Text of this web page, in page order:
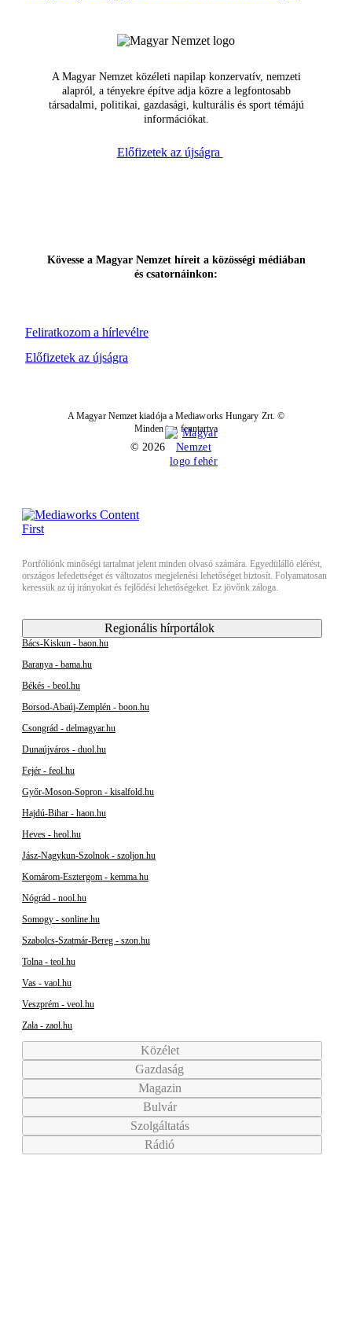
A Magyar Nemzet közéleti napilap konzervatív, nemzeti
alapról, a tényekre építve adja közre a legfontosabb
társadalmi, politikai, gazdasági, kulturális és sport témájú
információkat.
Előfizetek az újságra
Feliratkozom a hírlevélre
Kövesse a Magyar Nemzet híreit a közösségi médiában
és csatornáinkon:
Előfizetek az újságra
A Magyar Nemzet kiadója a Mediaworks Hungary Zrt. ©
Minden jog fenntartva
© 2026
Portfóliónk minőségi tartalmat jelent minden olvasó számára. Egyedülálló elérést,
országos lefedettséget és változatos megjelenési lehetőséget biztosít. Folyamatosan
keressük az új irányokat és fejlődési lehetőségeket. Ez jövőnk záloga.
Regionális hírportálok
Bács-Kiskun - baon.hu
Baranya - bama.hu
Békés - beol.hu
Borsod-Abaúj-Zemplén - boon.hu
Csongrád - delmagyar.hu
Dunaújváros - duol.hu
Fejér - feol.hu
Győr-Moson-Sopron - kisalfold.hu
Hajdú-Bihar - haon.hu
Heves - heol.hu
Jász-Nagykun-Szolnok - szoljon.hu
Komárom-Esztergom - kemma.hu
Nógrád - nool.hu
Somogy - sonline.hu
Szabolcs-Szatmár-Bereg - szon.hu
Tolna - teol.hu
Vas - vaol.hu
Veszprém - veol.hu
Zala - zaol.hu
Közélet
Gazdaság
Magazin
Bulvár
Szolgáltatás
Rádió